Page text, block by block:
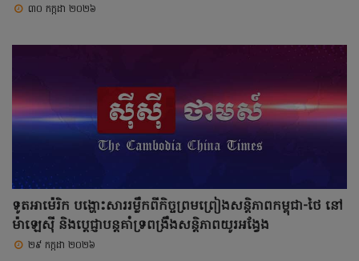
៣០ កក្កដា ២០២៦
ទូតអាម៉េរិក បង្ហោះសាររម្លឹកពីកិច្ចព្រមព្រៀងសន្តិភាពកម្ពុជា-ថៃ នៅ
ម៉ាឡេស៊ី និងប្តេជ្ញាបន្តគាំទ្រពង្រឹងសន្តិភាពយូរអង្វែង
២៩ កក្កដា ២០២៦